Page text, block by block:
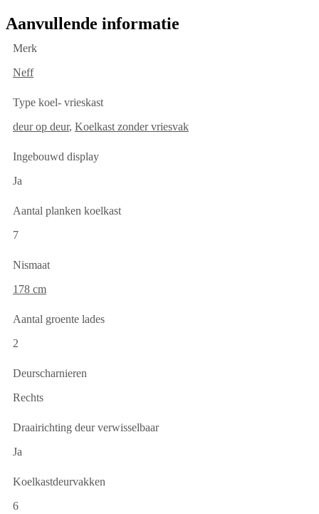
Aanvullende informatie
Merk
Neff
Type koel- vrieskast
deur op deur, Koelkast zonder vriesvak
Ingebouwd display
Ja
Aantal planken koelkast
7
Nismaat
178 cm
Aantal groente lades
2
Deurscharnieren
Rechts
Draairichting deur verwisselbaar
Ja
Koelkastdeurvakken
6